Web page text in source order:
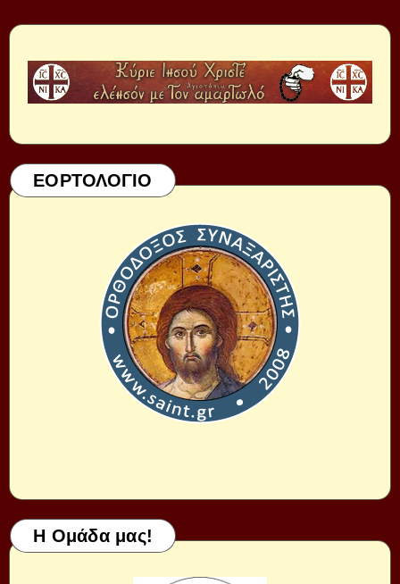
ΕΟΡΤΟΛΟΓΙΟ
Η Ομάδα μας!